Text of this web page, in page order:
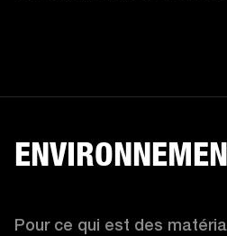
Pour ce qui est des